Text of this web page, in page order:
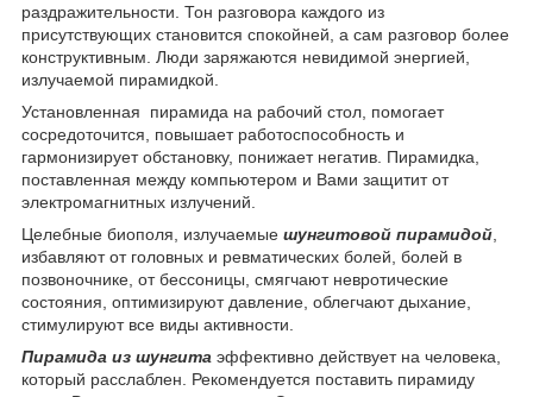
раздражительности. Тон разговора каждого из
присутствующих становится спокойней, а сам разговор более
конструктивным. Люди заряжаются невидимой энергией,
излучаемой пирамидкой.
Установленная пирамида на рабочий стол, помогает
сосредоточится, повышает работоспособность и
гармонизирует обстановку, понижает негатив. Пирамидка,
поставленная между компьютером и Вами защитит от
электромагнитных излучений.
Целебные биополя, излучаемые шунгитовой пирамидой
избавляют от головных и ревматических болей, болей в
позвоночнике, от бессоницы, смягчают невротические
состояния, оптимизируют давление, облегчают дыхание,
стимулируют все виды активности.
Пирамида из шунгита эффективно действует на человека,
который расслаблен. Рекомендуется поставить пирамиду